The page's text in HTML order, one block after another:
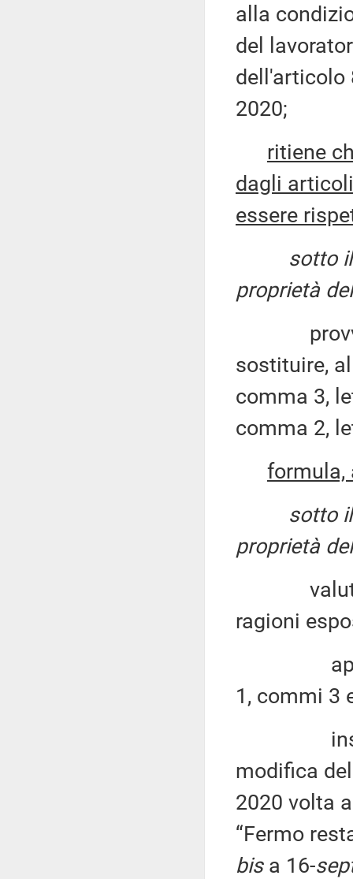
alla
del
dell'articolo
2020;
ritiene
dagli
essere
sotto
proprietà
sostituire,
comma 3,
comma 2,
formula,
sotto
proprietà
valutino
ragioni
1, commi 3
inserire
modifica
2020 volta
“Fermo
bisa 16-